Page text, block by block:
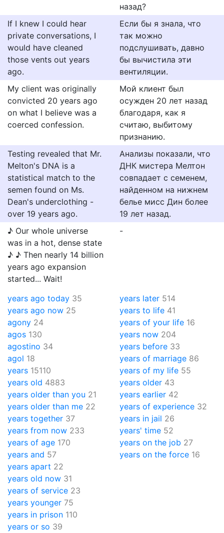
назад?
If I knew I could hear
private conversations, I
would have cleaned
those vents out years
ago.
Если бы я знала, что
так можно
подслушивать, давно
бы вычистила эти
вентиляции.
My client was originally
convicted 20 years ago
on what I believe was a
coerced confession.
Мой клиент был
осужден 20 лет назад
благодаря, как я
считаю, выбитому
признанию.
Testing revealed that Mr.
Melton's DNA is a
statistical match to the
semen found on Ms.
Dean's underclothing -
over 19 years ago.
Анализы показали, что
ДНК мистера Мелтон
совпадает с семенем,
найденном на нижнем
белье мисс Дин более
19 лет назад.
♪ Our whole universe
was in a hot, dense state
♪ ♪ Then nearly 14 billion
years ago expansion
started... Wait!
-
years ago today 35
years ago now 25
agony 24
agos 130
agostino 34
agol 18
years 15110
years old 4883
years older than you 21
years older than me 22
years later 514
years to life 41
years of your life 16
years now 204
years before 33
years of marriage 86
years of my life 55
years older 43
years earlier 42
years of experience 32
years together 37
years from now 233
years of age 170
years and 57
years apart 22
years old now 31
years of service 23
years younger 75
years in prison 110
years or so 39
years in jail 26
years' time 52
years on the job 27
years on the force 16